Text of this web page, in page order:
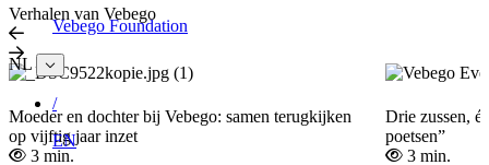
Vebego Foundation
NL
/
EN
Verhalen van Vebego
Moeder en dochter bij Vebego: samen terugkijken
op vijftig jaar inzet
3 min.
Drie zussen,
poetsen”
3 min.